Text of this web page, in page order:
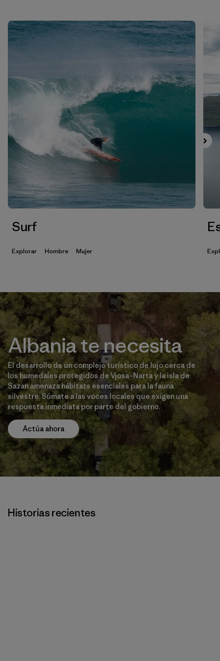
Surf
Explorar Hombre Mujer
Albania te necesita
El desarrollo de un complejo turístico de lujo cerca de
los humedales protegidos de Vjosa–Narta y la isla de
Sazan amenaza hábitats esenciales para la fauna
silvestre. Súmate a las voces locales que exigen una
respuesta inmediata por parte del gobierno.
Actúa ahora
Historias recientes